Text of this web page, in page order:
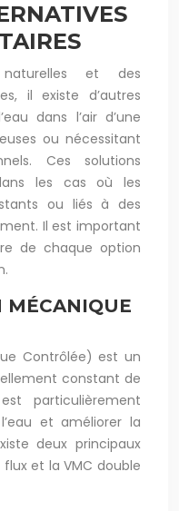
et des
il existe d’autres
dans l’air d’une
ou nécessitant
Ces solutions
les cas où les
ou liés à des
Il est important
de chaque option
MÉCANIQUE
Contrôlée) est un
constant de
particulièrement
et améliorer la
deux principaux
et la VMC double